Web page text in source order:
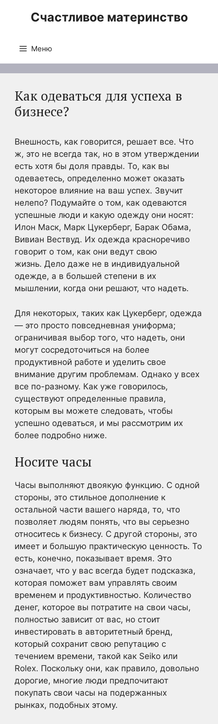
Счастливое материнство
Меню
Как одеваться для успеха в
бизнесе?
Внешность, как говорится, решает все. Что
ж, это не всегда так, но в этом утверждении
есть хотя бы доля правды. То, как вы
одеваетесь, определенно может оказать
некоторое влияние на ваш успех. Звучит
нелепо? Подумайте о том, как одеваются
успешные люди и какую одежду они носят:
Илон Маск, Марк Цукерберг, Барак Обама,
Вивиан Вествуд. Их одежда красноречиво
говорит о том, как они ведут свою
жизнь. Дело даже не в индивидуальной
одежде, а в большей степени в их
мышлении, когда они решают, что надеть.
Для некоторых, таких как Цукерберг, одежда
— это просто повседневная униформа;
ограничивая выбор того, что надеть, они
могут сосредоточиться на более
продуктивной работе и уделить свое
внимание другим проблемам. Однако у всех
все по-разному. Как уже говорилось,
существуют определенные правила,
которым вы можете следовать, чтобы
успешно одеваться, и мы рассмотрим их
более подробно ниже.
Носите часы
Часы выполняют двоякую функцию. С одной
стороны, это стильное дополнение к
остальной части вашего наряда, то, что
позволяет людям понять, что вы серьезно
относитесь к бизнесу. С другой стороны, это
имеет и большую практическую ценность. То
есть, конечно, показывает время. Это
означает, что у вас всегда будет подсказка,
которая поможет вам управлять своим
временем и продуктивностью. Количество
денег, которое вы потратите на свои часы,
полностью зависит от вас, но стоит
инвестировать в авторитетный бренд,
который сохранит свою репутацию с
течением времени, такой как Seiko или
Rolex. Поскольку они, как правило, довольно
дорогие, многие люди предпочитают
покупать свои часы на подержанных
рынках, подобных этому.